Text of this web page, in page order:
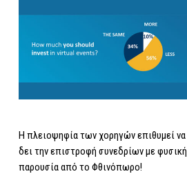
Η πλειοψηφία των χορηγών επιθυμεί να
δει την επιστροφή συνεδρίων με φυσική
παρουσία από το Φθινόπωρο!